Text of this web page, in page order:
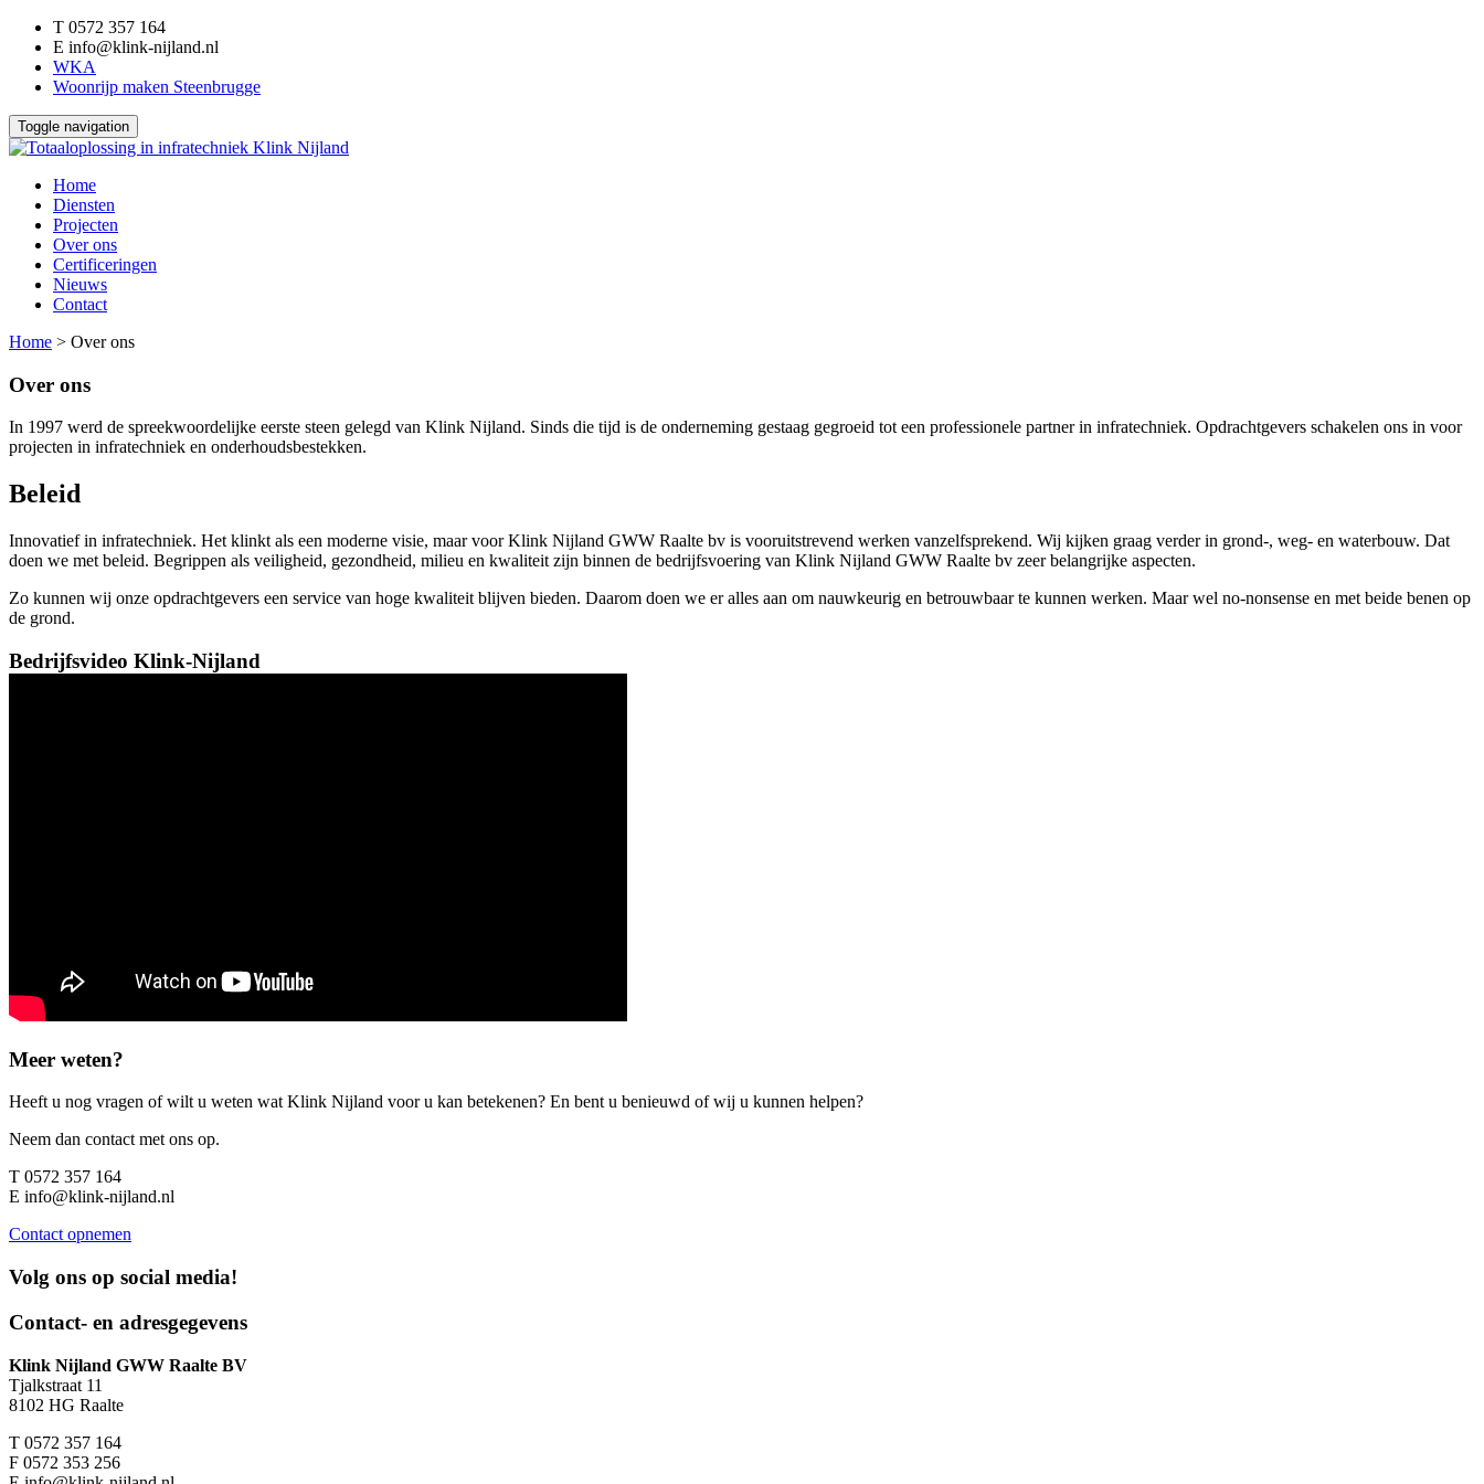
T 0572 357 164
E info@klink-nijland.nl
WKA
Woonrijp maken Steenbrugge
Toggle navigation
Home
Diensten
Projecten
Over ons
Certificeringen
Nieuws
Contact
Home > Over ons
Over ons
In 1997 werd de spreekwoordelijke eerste steen gelegd van Klink Nijland. Sinds die tijd is de onderneming gestaag gegroeid tot een professionele partner in infratechniek. Opdrachtgevers schakelen ons in voor
projecten in infratechniek en onderhoudsbestekken.
Beleid
Innovatief in infratechniek. Het klinkt als een moderne visie, maar voor Klink Nijland GWW Raalte bv is vooruitstrevend werken vanzelfsprekend. Wij kijken graag verder in grond-, weg- en waterbouw. Dat
doen we met beleid. Begrippen als veiligheid, gezondheid, milieu en kwaliteit zijn binnen de bedrijfsvoering van Klink Nijland GWW Raalte bv zeer belangrijke aspecten.
Zo kunnen wij onze opdrachtgevers een service van hoge kwaliteit blijven bieden. Daarom doen we er alles aan om nauwkeurig en betrouwbaar te kunnen werken. Maar wel no-nonsense en met beide benen op
de grond.
Bedrijfsvideo Klink-Nijland
Meer weten?
Heeft u nog vragen of wilt u weten wat Klink Nijland voor u kan betekenen? En bent u benieuwd of wij u kunnen helpen?
Neem dan contact met ons op.
T 0572 357 164
E info@klink-nijland.nl
Contact opnemen
Volg ons op social media!
Contact- en adresgegevens
Klink Nijland GWW Raalte BV
Tjalkstraat 11
8102 HG Raalte
T 0572 357 164
F 0572 353 256